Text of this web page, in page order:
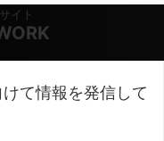
イト
て情報を発信して